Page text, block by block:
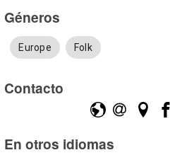
Géneros
Europe Folk
Contacto
En otros idiomas